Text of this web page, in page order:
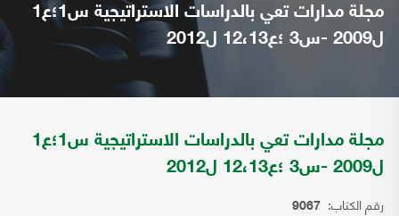
مجلة مدارات تعي بالدراسات الاستراتيجية س1؛ع1
ل2009 -س3 ؛ع12،13 ل2012
مجلة مدارات تعي بالدراسات الاستراتيجية س1؛ع1
ل2009 -س3 ؛ع12،13 ل2012
رقم الكتاب: 9067